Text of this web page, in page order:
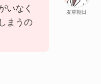
友草朝日
いなく
まうの